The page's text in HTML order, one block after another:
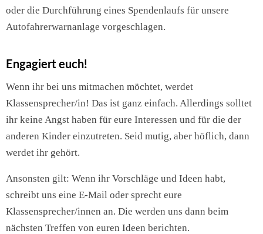
oder die Durchführung eines Spendenlaufs für unsere
Autofahrerwarnanlage vorgeschlagen.
Engagiert euch!
Wenn ihr bei uns mitmachen möchtet, werdet
Klassensprecher/in! Das ist ganz einfach. Allerdings solltet
ihr keine Angst haben für eure Interessen und für die der
anderen Kinder einzutreten. Seid mutig, aber höflich, dann
werdet ihr gehört.
Ansonsten gilt: Wenn ihr Vorschläge und Ideen habt,
schreibt uns eine E-Mail oder sprecht eure
Klassensprecher/innen an. Die werden uns dann beim
nächsten Treffen von euren Ideen berichten.